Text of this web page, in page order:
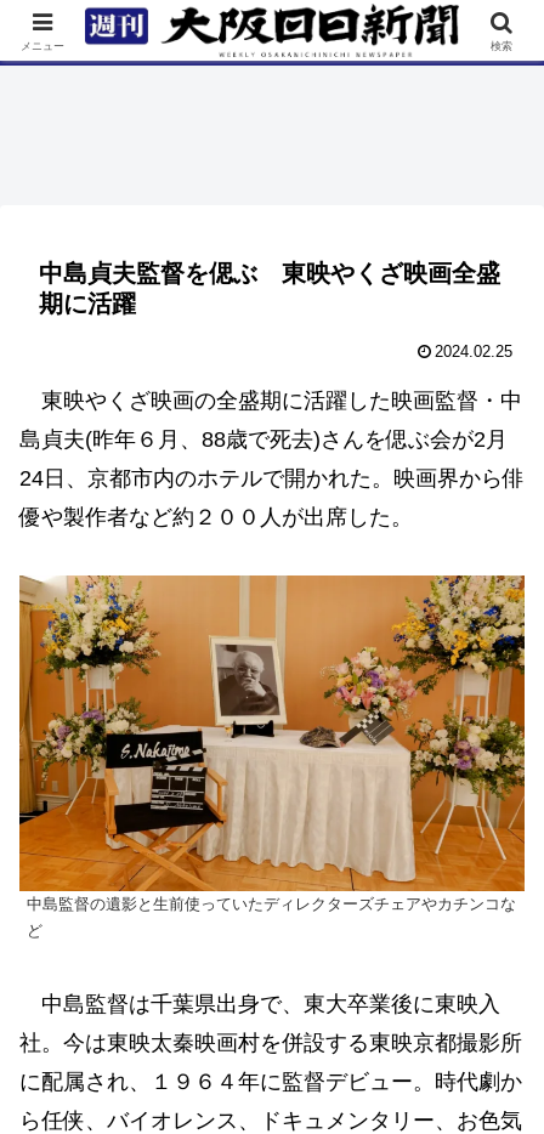
TOP 特集 ニュース 連載 街ネタ イベント
中島貞夫監督を偲ぶ 東映やくざ映画全盛
期に活躍
2024.02.25
東映やくざ映画の全盛期に活躍した映画監督・中
島貞夫(昨年６月、88歳で死去)さんを偲ぶ会が2月
24日、京都市内のホテルで開かれた。映画界から俳
優や製作者など約２００人が出席した。
中島監督の遺影と生前使っていたディレクターズチェアやカチンコな
ど
中島監督は千葉県出身で、東大卒業後に東映入
社。今は東映太秦映画村を併設する東映京都撮影所
に配属され、１９６４年に監督デビュー。時代劇か
ら任侠、バイオレンス、ドキュメンタリー、お色気
メニュー 検索